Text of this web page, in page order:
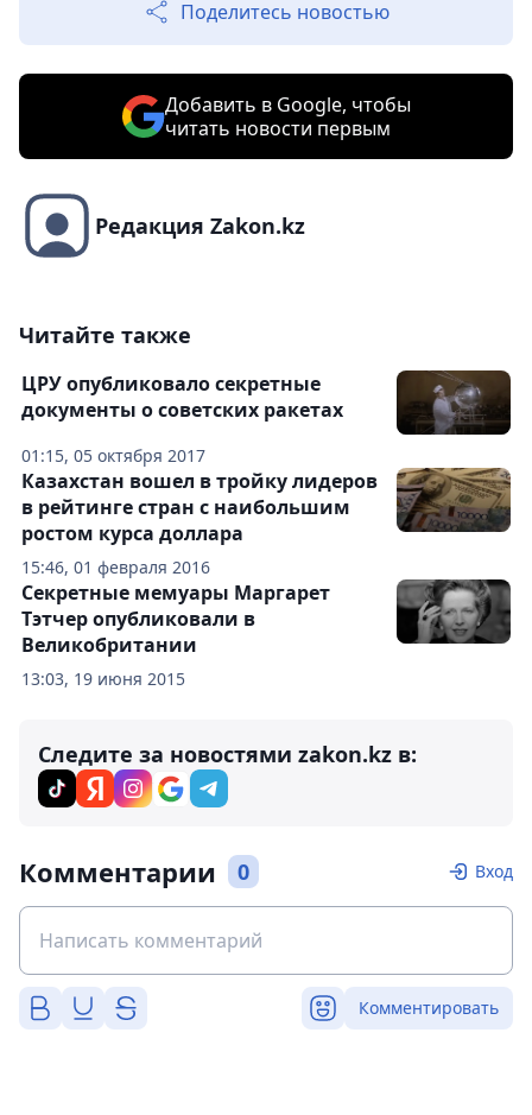
Поделитесь новостью
Добавить в Google, чтобы
читать новости первым
Редакция Zakon.kz
Читайте также
01:15, 05 октября 2017
ЦРУ опубликовало секретные
документы о советских ракетах
15:46, 01 февраля 2016
Казахстан вошел в тройку лидеров
в рейтинге стран с наибольшим
ростом курса доллара
13:03, 19 июня 2015
Секретные мемуары Маргарет
Тэтчер опубликовали в
Великобритании
Следите за новостями zakon.kz в:
Комментарии 0 Вход
Комментировать